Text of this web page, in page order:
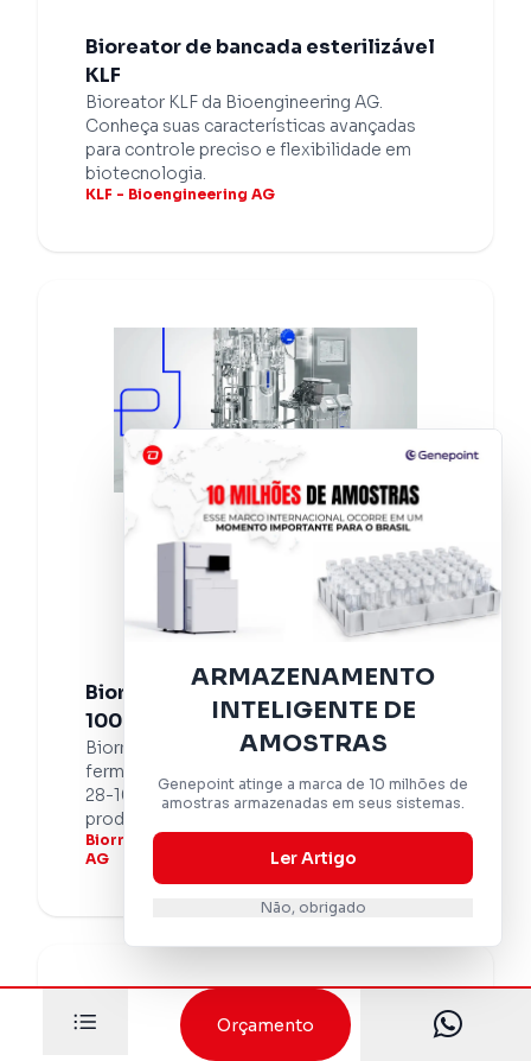
ARMAZENAMENTO
INTELIGENTE DE
AMOSTRAS
Genepoint atinge a marca de 10 milhões de
amostras armazenadas em seus sistemas.
Ler Artigo
Não, obrigado
Bioreator de bancada esterilizável
KLF
Bioreator KLF da Bioengineering AG.
Conheça suas características avançadas
para controle preciso e flexibilidade em
biotecnologia.
KLF - Bioengineering AG
Biorreator LP/P: Capacidade 28-
1000L e Tecnologia GMP
Biorreator LP/P: solução completa para
fermentação e cultura celular. Capacidade
28-1000L, tecnologia GMP. Ideal para
produção clínica e escalonamento.
Biorreator LP / P - 28-1000L - Bioengineering
AG
Orçamento